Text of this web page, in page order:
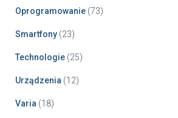
Oprogramowanie (73)
Smartfony (23)
Technologie (25)
Urządzenia (12)
Varia (18)